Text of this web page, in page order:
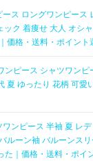
ス ロングワンピース
ク 着痩せ 大人 オシ
価格・送料・ポイン
ンピース シャツワン
夏 ゆったり 花柄 可愛
ンピース 半袖 夏 レ
ルーン袖 バルーンス
た｜価格・送料・ポイ